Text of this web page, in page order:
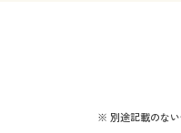
※ 別途記載のない